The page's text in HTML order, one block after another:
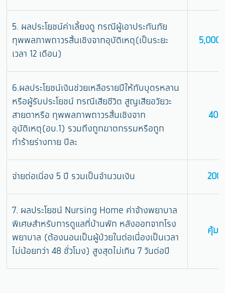
5. ผลประโยชน์ค่าเลี้ยงดู กรณีผู้เอาประกันภัย
ทุพพลภาพถาวรสิ้นเชิงจากอุบัติเหตุ(เป็นระยะ
เวลา 12 เดือน)
6.ผลประโยชน์เงินช่วยเหลือรายปีให้กับบุตรหลาน
หรือผู้รับประโยชน์ กรณีเสียชีวิต สูญเสียอวัยวะ
สายตาหรือ ทุพพลภาพถาวรสิ้นเชิงจาก
อุบัติเหตุ(อบ.1) รวมถึงถูกฆาตกรรมหรือถูก
ทำร้ายร่างกาย ปีละ
จ่ายต่อเนิ่อง 5 ปี รวมเป็นจำนวนเงิน
7. ผลประโยชน์ Nursing Home ค่าจ้างพยาบาล
พิเศษสำหรับการดูแลที่บ้านพัก หลังออกจากโรง
พยาบาล (ต้องนอนเป็นผู้ป่วยในต่อเนื่องเป็นเวลา
ไม่น้อยกว่า 48 ชั่วโมง) สูงสุดไม่เกิน 7 วันต่อปี
คุ้ม